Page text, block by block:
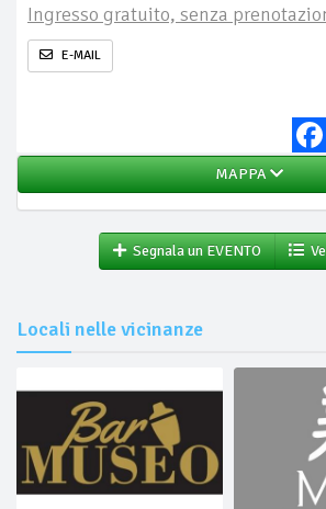
Ingresso gratuito, senza
E-MAIL
MAPPA
Segnala un EVENTO
Locali nelle vicinanze